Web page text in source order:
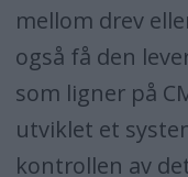
mellom drev
også få den
som ligner på
utviklet et
kontrollen av